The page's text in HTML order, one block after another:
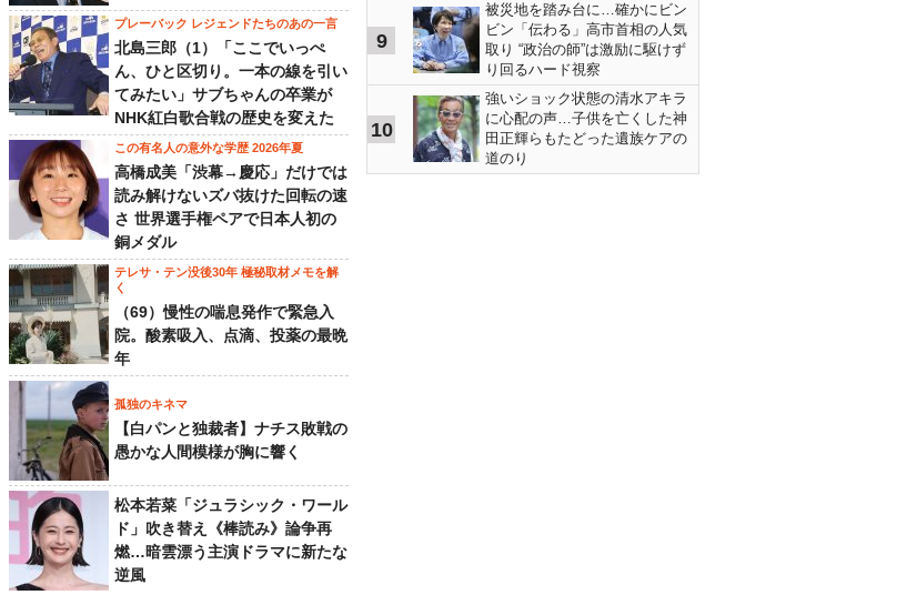
プレーバック レジェンドたちのあの一言
北島三郎（1）「ここでいっぺ
ん、ひと区切り。一本の線を引い
てみたい」サブちゃんの卒業が
NHK紅白歌合戦の歴史を変えた
この有名人の意外な学歴 2026年夏
高橋成美「渋幕→慶応」だけでは
読み解けないズバ抜けた回転の速
さ 世界選手権ペアで日本人初の
銅メダル
テレサ・テン没後30年 極秘取材メモを解
く
（69）慢性の喘息発作で緊急入
院。酸素吸入、点滴、投薬の最晩
年
孤独のキネマ
【白パンと独裁者】ナチス敗戦の
愚かな人間模様が胸に響く
松本若菜「ジュラシック・ワール
ド」吹き替え《棒読み》論争再
燃…暗雲漂う主演ドラマに新たな
逆風
9
被災地を踏み台に…確かにビン
ビン「伝わる」高市首相の人気
取り “政治の師”は激励に駆けず
り回るハード視察
10
強いショック状態の清水アキラ
に心配の声…子供を亡くした神
田正輝らもたどった遺族ケアの
道のり